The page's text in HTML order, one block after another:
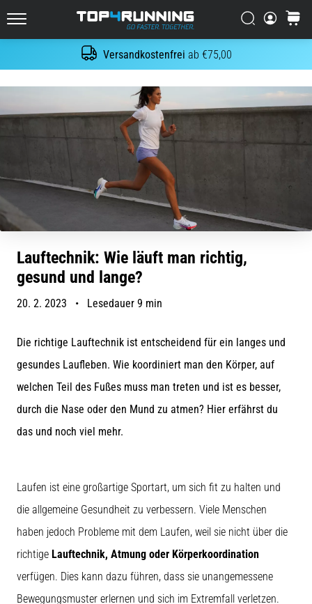
30 Tage Widerrufsrechtohne Angabe von Gründen
Suchen
tut
Welche
7. 8. 2026
•
Shuttle-
Run
und
Was
steckt
dahinter?
In
Praxis
Shuttle-
Schnelligkeit,
Agilität
Richtungswechsel.
Wie
Lauftechnik: Wie läuft man richtig,
gesund und lange?
20. 2. 2023 • Lesedauer 9 min
Die richtige Lauftechnik ist entscheidend für ein langes und
gesundes Laufleben. Wie koordiniert man den Körper, auf
welchen Teil des Fußes muss man treten und ist es besser,
durch die Nase oder den Mund zu atmen? Hier erfährst du
das und noch viel mehr.
Laufen ist eine großartige Sportart, um sich fit zu halten und
die allgemeine Gesundheit zu verbessern. Viele Menschen
haben jedoch Probleme mit dem Laufen, weil sie nicht über die
richtige Lauftechnik, Atmung oder Körperkoordination
verfügen. Dies kann dazu führen, dass sie unangemessene
Bewegungsmuster erlernen und sich im Extremfall verletzen.